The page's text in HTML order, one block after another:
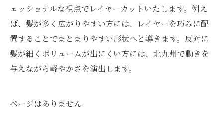
ェッショナルな視点でレイヤーカットいたします。例え
ば、髪が多く広がりやすい方には、レイヤーを巧みに配
置することでまとまりやすい形状へと導きます。反対に
髪が細くボリュームが出にくい方には、北九州で動きを
与えながら軽やかさを演出します。
ページはありません